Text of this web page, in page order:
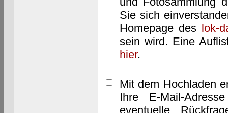
Sie sich
Homepage des lok-
sein wird. Eine
hier.
Mit dem Hochladen
Ihre E-Mail-
eventuelle